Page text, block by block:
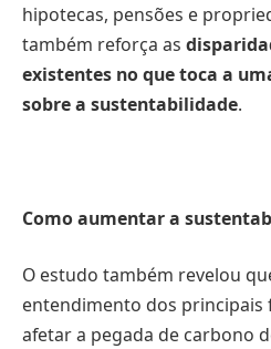
hipotecas, pensões e
também reforça as
existentes no que toca a
sobre a sustentabilidade.
Como aumentar a
O estudo também revelou
entendimento dos principais
afetar a pegada de carbono